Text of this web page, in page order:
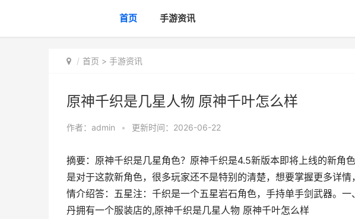
首页 手游资讯
首页 > 手游资讯
原神千织是几星人物 原神千叶怎么样
作者： admin • 更新时间：2026-06-22
摘要：原神千织是几星角色？原神千织是4.5新版本即将上线的新角
是对于这款新角色，很多玩家还不是特别的清楚，想要掌握更多详
情介绍答：五星注：千织是一个五星岩石角色，手持单手剑武器。
丹拥有一个服装店的,原神千织是几星人物 原神千叶怎么样